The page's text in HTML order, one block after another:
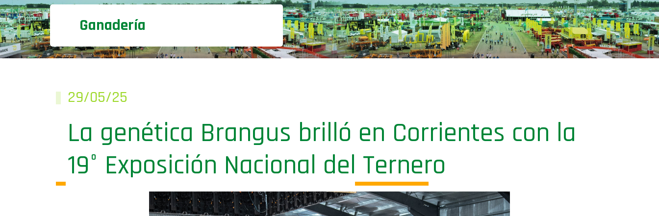
Ganadería
29/05/25
La genética Brangus brilló en Corrientes con la
19° Exposición Nacional del Ternero